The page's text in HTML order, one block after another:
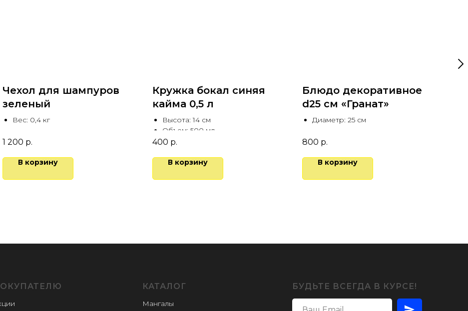
Чехол для шампуров
зеленый
Вес: 0,4 кг
1 200 р.
В корзину
Кружка бокал синяя
кайма 0,5 л
Высота: 14 см
Объем: 500 мл
400 р.
В корзину
Блюдо декоративное
d25 см «Гранат»
Диаметр: 25 см
800 р.
В корзину
КАТАЛОГ
Мангалы
БУДЬТЕ ВСЕГДА В КУРСЕ!